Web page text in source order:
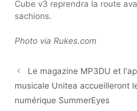
Cube v3 reprendra la route
sachions.
Photo via Rukes.com
Le magazine MP3DU et
musicale Unitea accueilleront
numérique SummerEyes